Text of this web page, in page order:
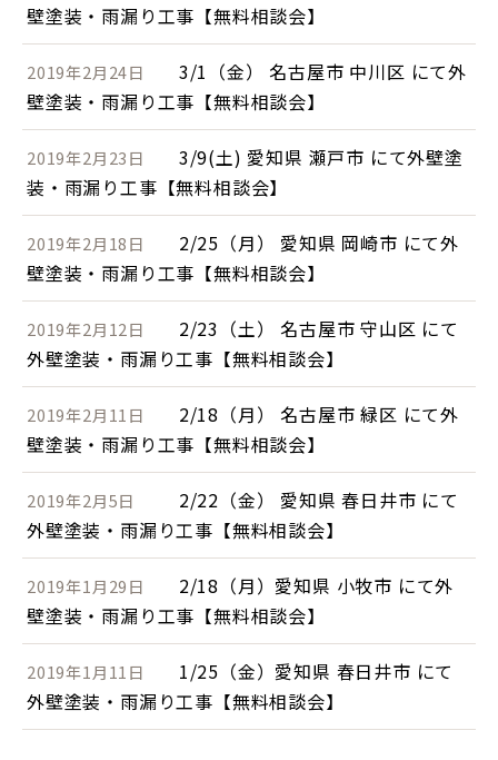
壁塗装・雨漏り工事【無料相談会】
2019年2月24日
3/1（金） 名古屋市 中川区 にて外
壁塗装・雨漏り工事【無料相談会】
2019年2月23日
3/9(土) 愛知県 瀬戸市 にて外壁塗
装・雨漏り工事【無料相談会】
2019年2月18日
2/25（月） 愛知県 岡崎市 にて外
壁塗装・雨漏り工事【無料相談会】
2019年2月12日
2/23（土） 名古屋市 守山区 にて
外壁塗装・雨漏り工事【無料相談会】
2019年2月11日
2/18（月） 名古屋市 緑区 にて外
壁塗装・雨漏り工事【無料相談会】
2019年2月5日
2/22（金） 愛知県 春日井市 にて
外壁塗装・雨漏り工事【無料相談会】
2019年1月29日
2/18（月）愛知県 小牧市 にて外
壁塗装・雨漏り工事【無料相談会】
2019年1月11日
1/25（金）愛知県 春日井市 にて
外壁塗装・雨漏り工事【無料相談会】